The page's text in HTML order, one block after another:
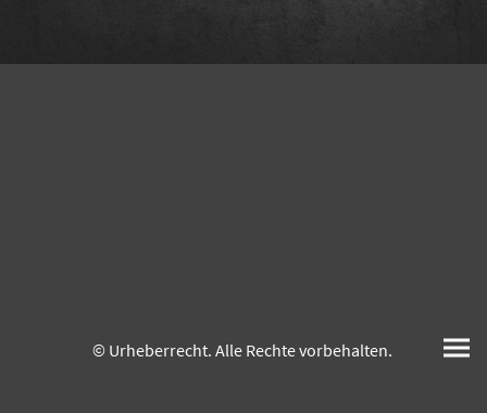
© Urheberrecht. Alle Rechte vorbehalten.